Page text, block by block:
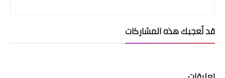
قد تُعجبك هذه المشاركات